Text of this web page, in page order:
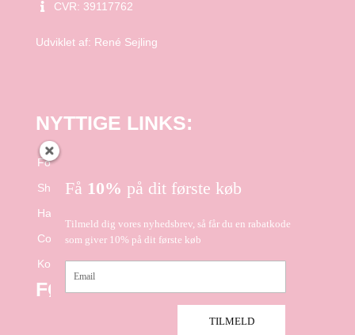
CVR: 39117762
Udviklet af: René Sejling
NYTTIGE LINKS:
Forside
Shop
Handelsbetingelser
Cookie- og Privatlivspolitik
Kontakt
FØLG OS PÅ FACEBOOK
Få 10% på dit første køb
Tilmeld dig vores nyhedsbrev, så får du en rabatkode
som giver 10% på dit første køb
Email
TILMELD